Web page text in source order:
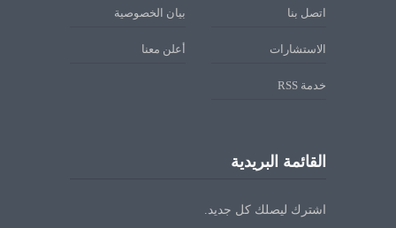
اتصل بنا بيان الخصوصية
الاستشارات أعلن معنا
خدمة RSS
القائمة البريدية
اشترك ليصلك كل جديد.